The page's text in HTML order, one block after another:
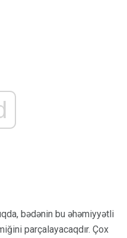
bədənin bu əhəmiyyətli
parçalayacaqdır. Çox